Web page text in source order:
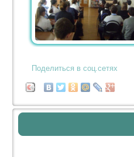
Поделиться в соц.сетях